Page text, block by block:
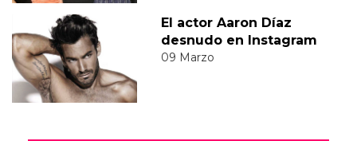
El actor Aaron Díaz
desnudo en Instagram
09 Marzo